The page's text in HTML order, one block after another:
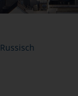
Russisch